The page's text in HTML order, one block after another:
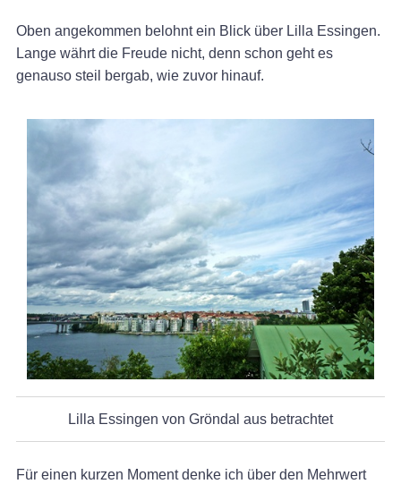
Oben angekommen belohnt ein Blick über Lilla Essingen.
Lange währt die Freude nicht, denn schon geht es
genauso steil bergab, wie zuvor hinauf.
Lilla Essingen von Gröndal aus betrachtet
Für einen kurzen Moment denke ich über den Mehrwert